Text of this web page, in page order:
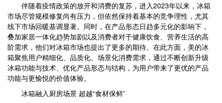
伴随着疫情政策的放开和消费的复苏，进入2023年以来，冰箱
市场尽管规模修复尚有压力，但依然保持着基本的竞争理性，尤其
线下市场回暖基调显著。同时，在产品形态日趋多元化的影响下，
叠加家居一体化趋势加剧以及消费者对于健康饮食、营养生活的高
阶需求，他们对冰箱市场也提出了更多的期待。在此方面，美的冰
箱聚焦用户精细化、品质化、场景化消费需求，通过不断创新升级
冰箱功能与技术、优化产品形态与结构，为用户带来了更优的产品
功能与更愉悦的价值体验。
冰箱融入厨房场景 超越“食材保鲜”